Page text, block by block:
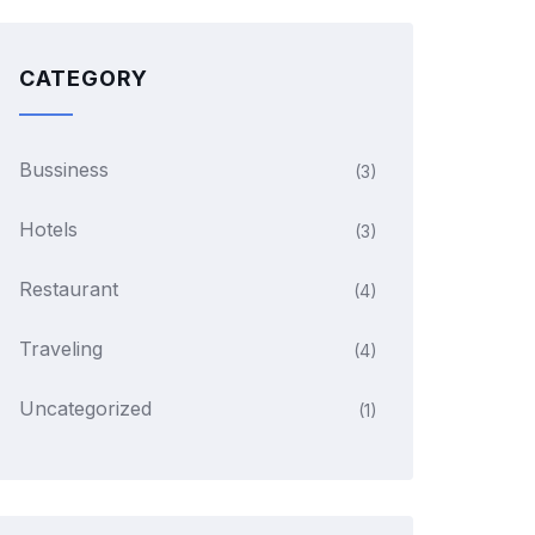
CATEGORY
Bussiness (3)
Hotels (3)
Restaurant (4)
Traveling (4)
Uncategorized (1)